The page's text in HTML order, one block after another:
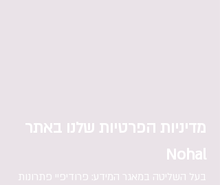
מדיניות הפרטיות שלנו באתר
Nohal
בעל השליטה במאגר המידע: פרודיפיי פתרונות